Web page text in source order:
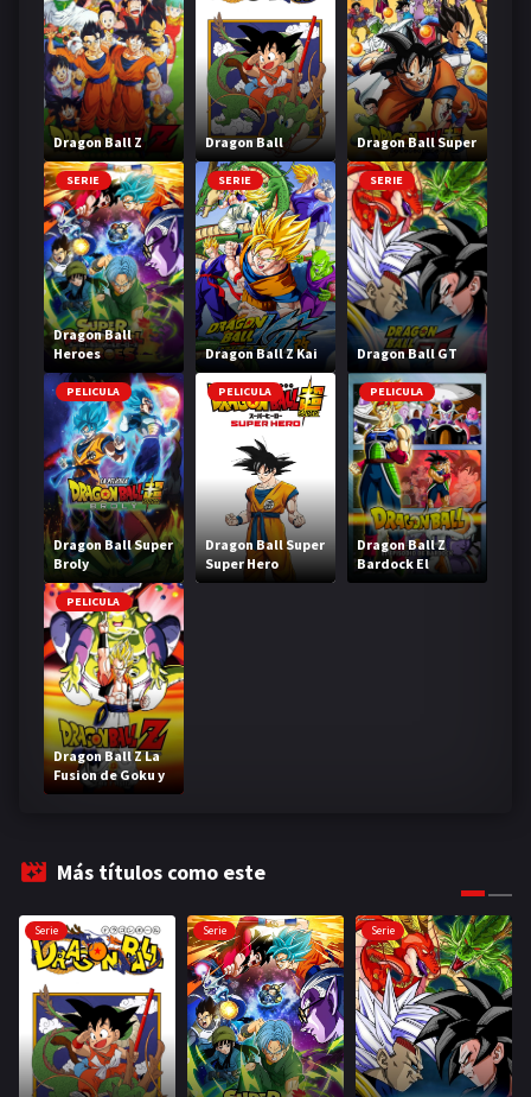
Dragon Ball Z Dragon Ball Dragon Ball Super
SERIE
Dragon Ball
Heroes
SERIE
Dragon Ball Z Kai
SERIE
Dragon Ball GT
PELICULA
Dragon Ball Super
Broly
PELICULA
Dragon Ball Super
Super Hero
PELICULA
Dragon Ball Z
Bardock El
legendario Super
PELICULA
Dragon Ball Z La
Fusion de Goku y
Vegeta
Más títulos como este
Serie Serie Serie